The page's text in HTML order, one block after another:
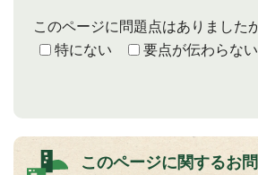
このページに問題点はありました
特にない
要点が伝わらない
このページに関するお